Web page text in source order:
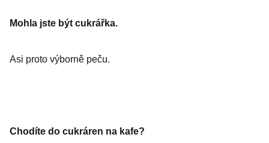
Mohla jste být cukrářka.
Asi proto výborně peču.
Chodíte do cukráren na kafe?